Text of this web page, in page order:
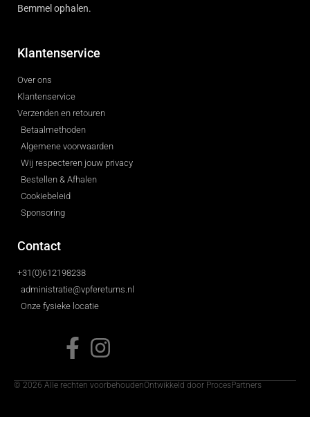
Bemmel ophalen.
Klantenservice
Over ons
Klantenservice
Verzenden en retouren
Betaalmethoden
Algemene voorwaarden
Wij respecteren jouw privacy
Bestellen & Afhalen
Cookiebeleid
Sponsoring
Contact
+31(0)612198238
administratie@vpfereturns.nl
Onze fysieke locatie
© 2026 Alle rechten voorbehoudenOntwikkeld door ProcesPartners